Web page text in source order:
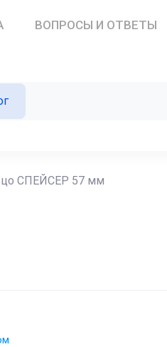
ВОПРОСЫ И ОТВЕТЫ
СПЕЙСЕР 57 мм